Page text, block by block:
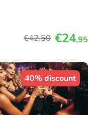
€42,50 €24,95
40% discount